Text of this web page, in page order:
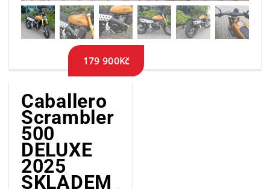
Caballero
Scrambler
500
DELUXE
2025
SKLADEM
179 900Kč